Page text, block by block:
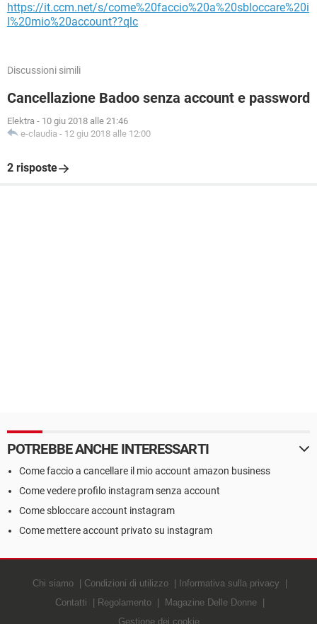
https://it.ccm.net/s/come%20faccio%20a%20sbloccare%20i
l%20mio%20account??qlc
Discussioni simili
Cancellazione Badoo senza account e password
Elektra - 10 giu 2018 alle 21:46
e-claudia - 12 giu 2018 alle 12:00
2 risposte
POTREBBE ANCHE INTERESSARTI
Come faccio a cancellare il mio account amazon business
Come vedere profilo instagram senza account
Come sbloccare account instagram
Come mettere account privato su instagram
Chi siamo Condizioni di utilizzo
Informativa sulla privacy
Contatti
Regolamento
Magazine Delle Donne
Gestione dei cookie